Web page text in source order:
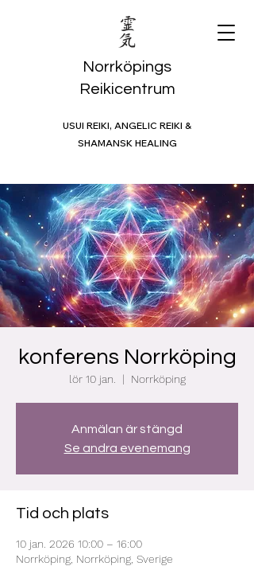
USUI REIKI, ANGELIC REIKI &
SHAMANSK HEALING
Norrköpings
Reikicentrum
konferens Norrköping
lör 10 jan.
  |
Norrköping
Anmälan är stängd
Se andra evenemang
Tid och plats
10 jan. 2026 10:00 – 16:00
Norrköping, Norrköping, Sverige